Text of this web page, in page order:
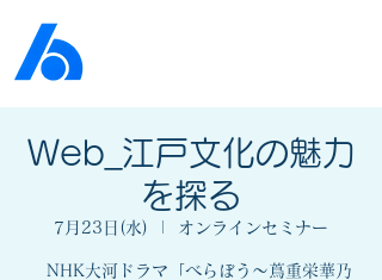
Web_江戸文化の魅力
を探る
7月23日(水) オンラインセミナー
NHK大河ドラマ「べらぼう〜蔦重栄華乃